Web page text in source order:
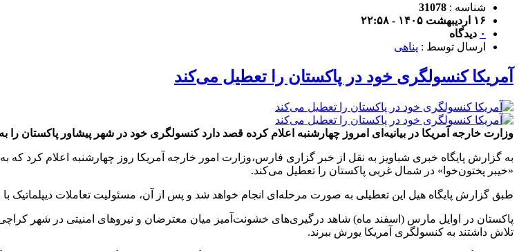
شناسه : 31078
۱۶ اردیبهشت ۱۴۰۵ - ۲۲:۵۸
۰ دیدگاه
ارسال توسط : پناهی
آمریکا کنسولگری خود در پاکستان را تعطیل می‌کند
وزارت خارجه آمریکا در بیانیه‌ای امروز چهارشنبه اعلام کرده قصد دارد کنسولگری خود در شهر پیشاور پاکستان را
به گزارش پایگاه خبری شباویز به نقل از خبر گزاری فارس،وزارت امور خارجه آمریکا روز چهارشنبه اعلام کرد
«خیبر پختون‌خوا» در شمال غربی پاکستان را تعطیل می‌کند.
طبق گزارش پایگاه هیل این تعطیلی به صورت مرحله‌ای انجام خواهد شد و پس از آن، مسئولیت تعاملات دیپلماتیک با
پاکستان در اوایل مارس (اسفند ماه) شاهد درگیری‌های خشونت‌آمیز میان معترضان و نیروهای امنیتی در شهر
تلاش داشتند به کنسولگری آمریکا یورش ببرند.